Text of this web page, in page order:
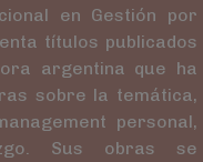
en Gestión por
títulos publicados
argentina que ha
sobre la temática,
personal,
Sus obras se